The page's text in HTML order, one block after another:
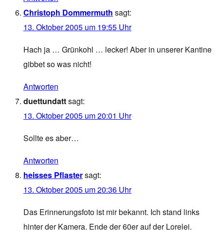
Christoph Dommermuth sagt:
13. Oktober 2005 um 19:55 Uhr
Hach ja … Grünkohl … lecker! Aber in unserer Kantine
gibbet so was nicht!
Antworten
duettundattsagt:
13. Oktober 2005 um 20:01 Uhr
Sollte es aber…
Antworten
heisses Pflastersagt:
13. Oktober 2005 um 20:36 Uhr
Das Erinnerungsfoto ist mir bekannt. Ich stand links
hinter der Kamera. Ende der 60er auf der Lorelei.